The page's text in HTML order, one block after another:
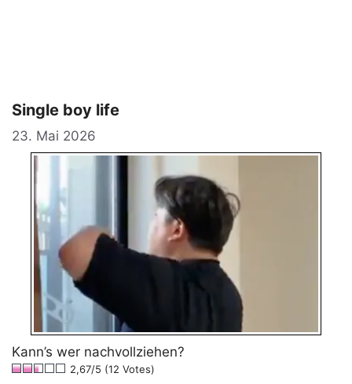
Single boy life
23. Mai 2026
Kann’s wer nachvollziehen?
2,67/5 (12 Votes)